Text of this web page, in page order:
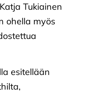
Tukiainen
ohella myös
esitellään